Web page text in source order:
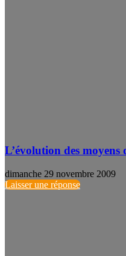
L’évolution des moyens
dimanche 29 novembre 2009
Laisser une réponse